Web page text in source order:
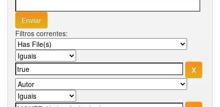
Filtros correntes: